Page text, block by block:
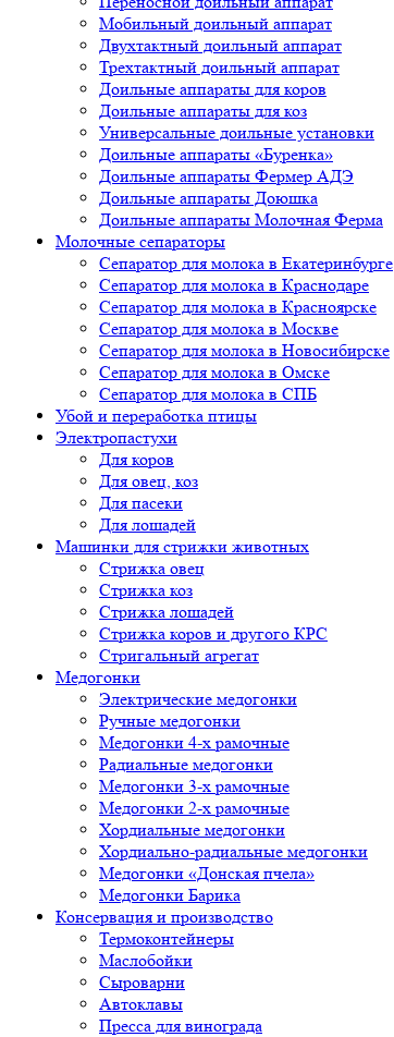
Мобильный доильный аппарат
Двухтактный доильный аппарат
Трехтактный доильный аппарат
Доильные аппараты для коров
Доильные аппараты для коз
Универсальные доильные установки
Доильные аппараты «Буренка»
Доильные аппараты Фермер АДЭ
Доильные аппараты Доюшка
Доильные аппараты Молочная Ферма
Молочные сепараторы
Сепаратор для молока в Екатеринбурге
Сепаратор для молока в Краснодаре
Сепаратор для молока в Красноярске
Сепаратор для молока в Москве
Сепаратор для молока в Новосибирске
Сепаратор для молока в Омске
Сепаратор для молока в СПБ
Убой и переработка птицы
Электропастухи
Для коров
Для овец, коз
Для пасеки
Для лошадей
Машинки для стрижки животных
Стрижка овец
Стрижка коз
Стрижка лошадей
Стрижка коров и другого КРС
Стригальный агрегат
Медогонки
Электрические медогонки
Ручные медогонки
Медогонки 4-х рамочные
Радиальные медогонки
Медогонки 3-х рамочные
Медогонки 2-х рамочные
Хордиальные медогонки
Хордиально-радиальные медогонки
Медогонки «Донская пчела»
Медогонки Барика
Консервация и производство
Термоконтейнеры
Маслобойки
Сыроварни
Автоклавы
Пресса для винограда